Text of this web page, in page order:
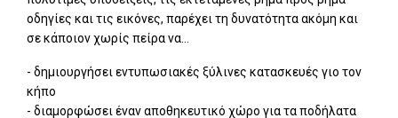
οδηγίες και τις εικόνες, παρέχει τη δυνατότητα ακόμη και
σε κάποιον χωρίς πείρα να...
- δημιουργήσει εντυπωσιακές ξύλινες κατασκευές γιο τον
κήπο
- διαμορφώσει έναν αποθηκευτικό χώρο για τα ποδήλατα